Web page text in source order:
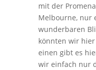
mit der
Melbourne, nur
wunderbaren
könnten wir
einen gibt es
wir einfach nur